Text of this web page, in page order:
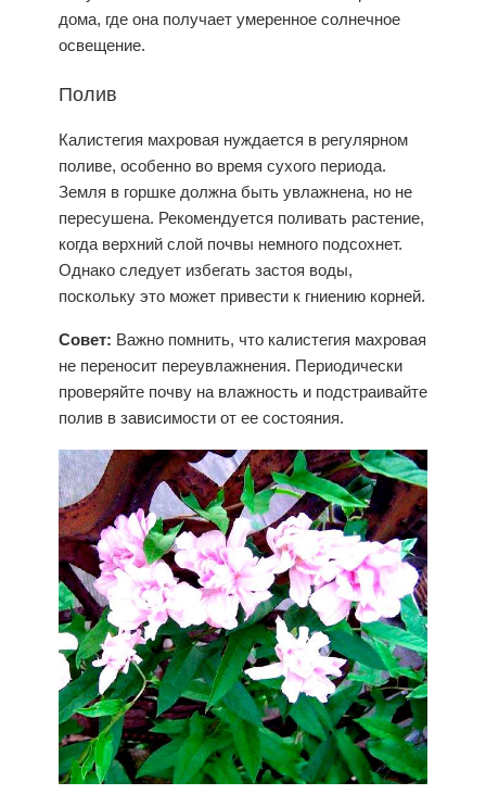
дома, где она получает умеренное солнечное
освещение.
Полив
Калистегия махровая нуждается в регулярном
поливе, особенно во время сухого периода.
Земля в горшке должна быть увлажнена, но не
пересушена. Рекомендуется поливать растение,
когда верхний слой почвы немного подсохнет.
Однако следует избегать застоя воды,
поскольку это может привести к гниению корней.
Совет: Важно помнить, что калистегия махровая
не переносит переувлажнения. Периодически
проверяйте почву на влажность и подстраивайте
полив в зависимости от ее состояния.